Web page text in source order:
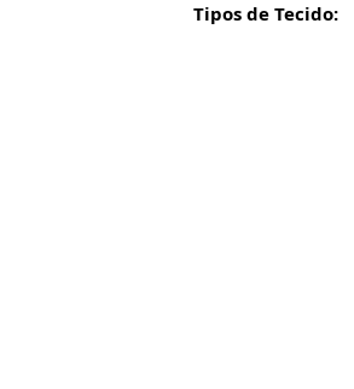
Tipos de Tecido: